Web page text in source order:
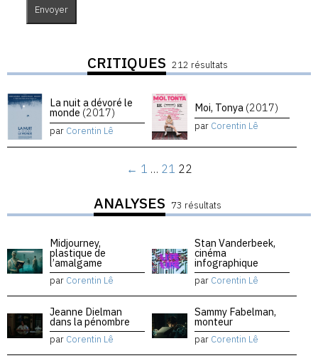
CRITIQUES 212 résultats
La nuit a dévoré le
monde (2017)
par Corentin Lê
Moi, Tonya (2017)
par Corentin Lê
← 1 … 21 22
ANALYSES 73 résultats
Midjourney,
plastique de
l’amalgame
par Corentin Lê
Stan Vanderbeek,
cinéma
infographique
par Corentin Lê
Jeanne Dielman
dans la pénombre
par Corentin Lê
Sammy Fabelman,
monteur
par Corentin Lê